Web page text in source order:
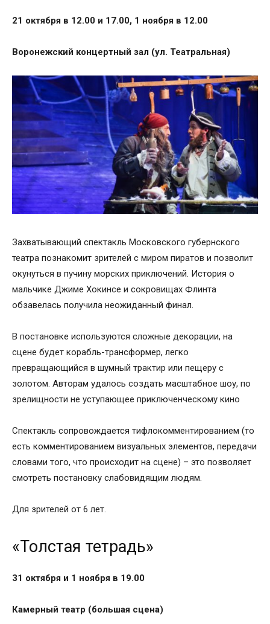
21 октября в 12.00 и 17.00, 1 ноября в 12.00
Воронежский концертный зал (ул. Театральная)
Захватывающий спектакль Московского губернского
театра познакомит зрителей с миром пиратов и позволит
окунуться в пучину морских приключений. История о
мальчике Джиме Хокинсе и сокровищах Флинта
обзавелась получила неожиданный финал.
В постановке используются сложные декорации, на
сцене будет корабль-трансформер, легко
превращающийся в шумный трактир или пещеру с
золотом. Авторам удалось создать масштабное шоу, по
зрелищности не уступающее приключенческому кино
Спектакль сопровождается тифлокомментированием (то
есть комментированием визуальных элементов, передачи
словами того, что происходит на сцене) – это позволяет
смотреть постановку слабовидящим людям.
Для зрителей от 6 лет.
«Толстая тетрадь»
31 октября и 1 ноября в 19.00
Камерный театр (большая сцена)